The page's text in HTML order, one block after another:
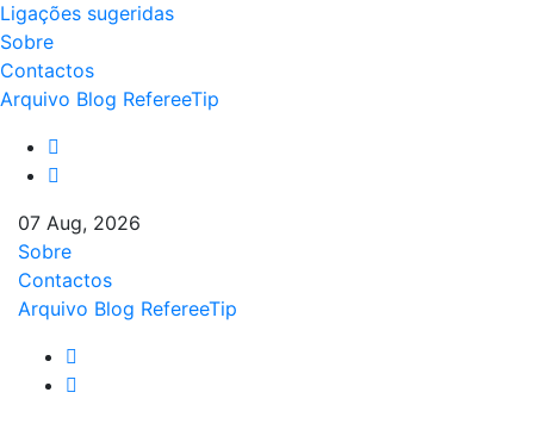
Ligações sugeridas
Sobre
Contactos
Arquivo Blog RefereeTip
07 Aug, 2026
Sobre
Contactos
Arquivo Blog RefereeTip